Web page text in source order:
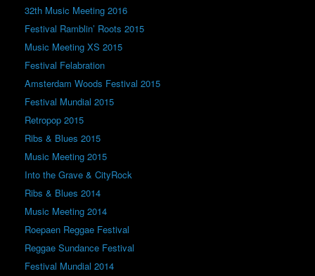
32th Music Meeting 2016
Festival Ramblin’ Roots 2015
Music Meeting XS 2015
Festival Felabration
Amsterdam Woods Festival 2015
Festival Mundial 2015
Retropop 2015
Ribs & Blues 2015
Music Meeting 2015
Into the Grave & CityRock
Ribs & Blues 2014
Music Meeting 2014
Roepaen Reggae Festival
Reggae Sundance Festival
Festival Mundial 2014